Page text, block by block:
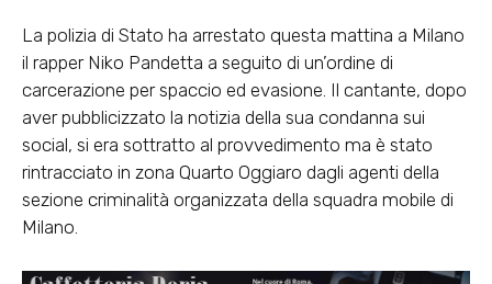
La polizia di Stato ha arrestato questa mattina a Milano
il rapper Niko Pandetta a seguito di un’ordine di
carcerazione per spaccio ed evasione. Il cantante, dopo
aver pubblicizzato la notizia della sua condanna sui
social, si era sottratto al provvedimento ma è stato
rintracciato in zona Quarto Oggiaro dagli agenti della
sezione criminalità organizzata della squadra mobile di
Milano.